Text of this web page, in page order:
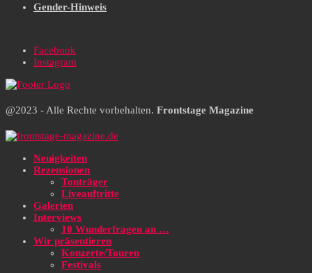
Gender-Hinweis
Facebook
Instagram
@2023 - Alle Rechte vorbehalten. Frontstage Magazine
Neuigkeiten
Rezensionen
Tonträger
Liveauftritte
Galerien
Interviews
10 Wunderfragen an …
Wir präsentieren
Konzerte/Touren
Festivals